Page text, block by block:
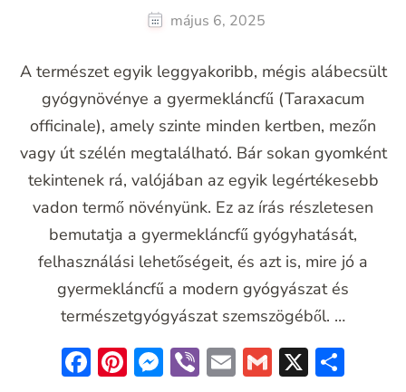
május 6, 2025
A természet egyik leggyakoribb, mégis alábecsült
gyógynövénye a gyermekláncfű (Taraxacum
officinale), amely szinte minden kertben, mezőn
vagy út szélén megtalálható. Bár sokan gyomként
tekintenek rá, valójában az egyik legértékesebb
vadon termő növényünk. Ez az írás részletesen
bemutatja a gyermekláncfű gyógyhatását,
felhasználási lehetőségeit, és azt is, mire jó a
gyermekláncfű a modern gyógyászat és
természetgyógyászat szemszögéből. …
Facebook
Pinterest
Messenger
ViberEmailGmail
X